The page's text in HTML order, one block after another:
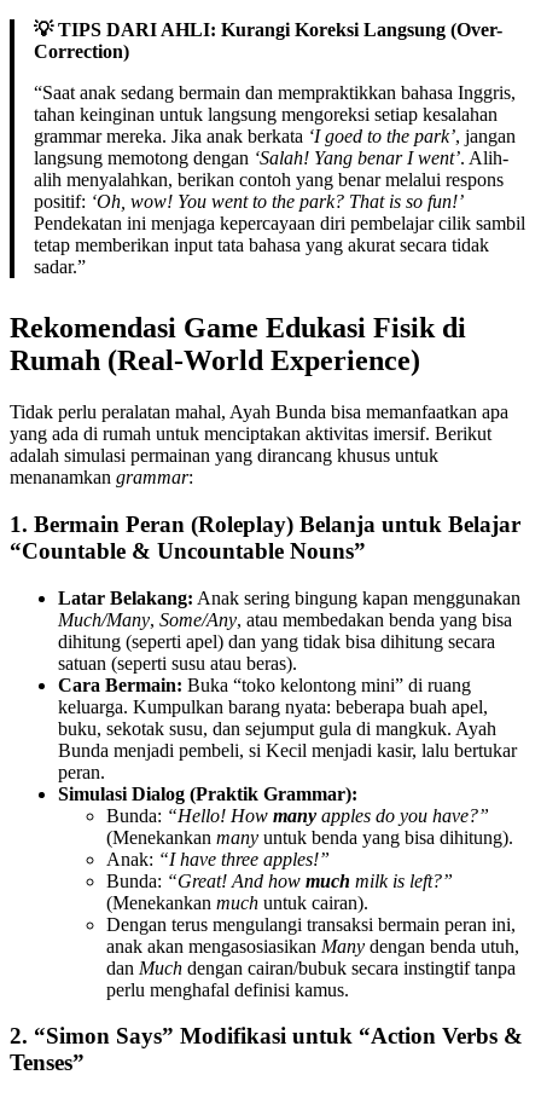
💡 TIPS DARI AHLI: Kurangi Koreksi Langsung (Over-
Correction)
“Saat anak sedang bermain dan mempraktikkan bahasa Inggris,
tahan keinginan untuk langsung mengoreksi setiap kesalahan
grammar mereka. Jika anak berkata ‘I goed to the park’, jangan
langsung memotong dengan ‘Salah! Yang benar I went’. Alih-
alih menyalahkan, berikan contoh yang benar melalui respons
positif: ‘Oh, wow! You went to the park? That is so fun!’
Pendekatan ini menjaga kepercayaan diri pembelajar cilik sambil
tetap memberikan input tata bahasa yang akurat secara tidak
sadar.”
Rekomendasi Game Edukasi Fisik di
Rumah (Real-World Experience)
Tidak perlu peralatan mahal, Ayah Bunda bisa memanfaatkan apa
yang ada di rumah untuk menciptakan aktivitas imersif. Berikut
adalah simulasi permainan yang dirancang khusus untuk
menanamkan grammar:
1. Bermain Peran (Roleplay) Belanja untuk Belajar
“Countable & Uncountable Nouns”
Latar Belakang: Anak sering bingung kapan menggunakan
Much/Many, Some/Any, atau membedakan benda yang bisa
dihitung (seperti apel) dan yang tidak bisa dihitung secara
satuan (seperti susu atau beras).
Cara Bermain: Buka “toko kelontong mini” di ruang
keluarga. Kumpulkan barang nyata: beberapa buah apel,
buku, sekotak susu, dan sejumput gula di mangkuk. Ayah
Bunda menjadi pembeli, si Kecil menjadi kasir, lalu bertukar
peran.
Simulasi Dialog (Praktik Grammar):
Bunda: “Hello! How many apples do you have?”
(Menekankan many untuk benda yang bisa dihitung).
Anak: “I have three apples!”
Bunda: “Great! And how much milk is left?”
(Menekankan much untuk cairan).
Dengan terus mengulangi transaksi bermain peran ini,
anak akan mengasosiasikan Many dengan benda utuh,
dan Much dengan cairan/bubuk secara instingtif tanpa
perlu menghafal definisi kamus.
2. “Simon Says” Modifikasi untuk “Action Verbs &
Tenses”